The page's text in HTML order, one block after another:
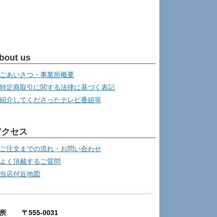
us
ごあいさつ・事業所概要
特定商取引に関する法律に基づく表記
紹介してくださったテレビ番組等
セス
ご注文までの流れ・お問い合わせ
よく頂戴するご質問
当店付近地図
所 〒555-0031